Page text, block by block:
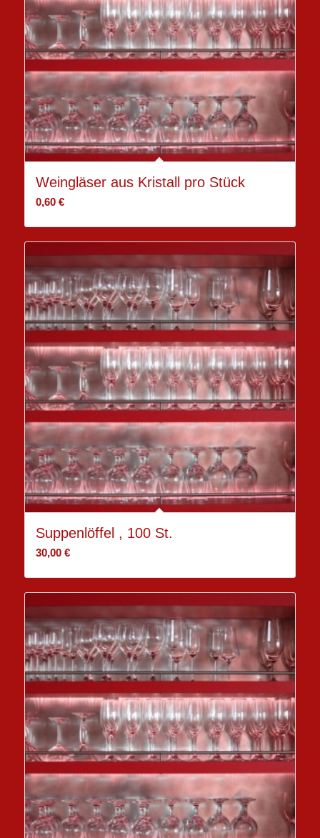
Weingläser aus Kristall pro Stück
0,60 €
Suppenlöffel , 100 St.
30,00 €